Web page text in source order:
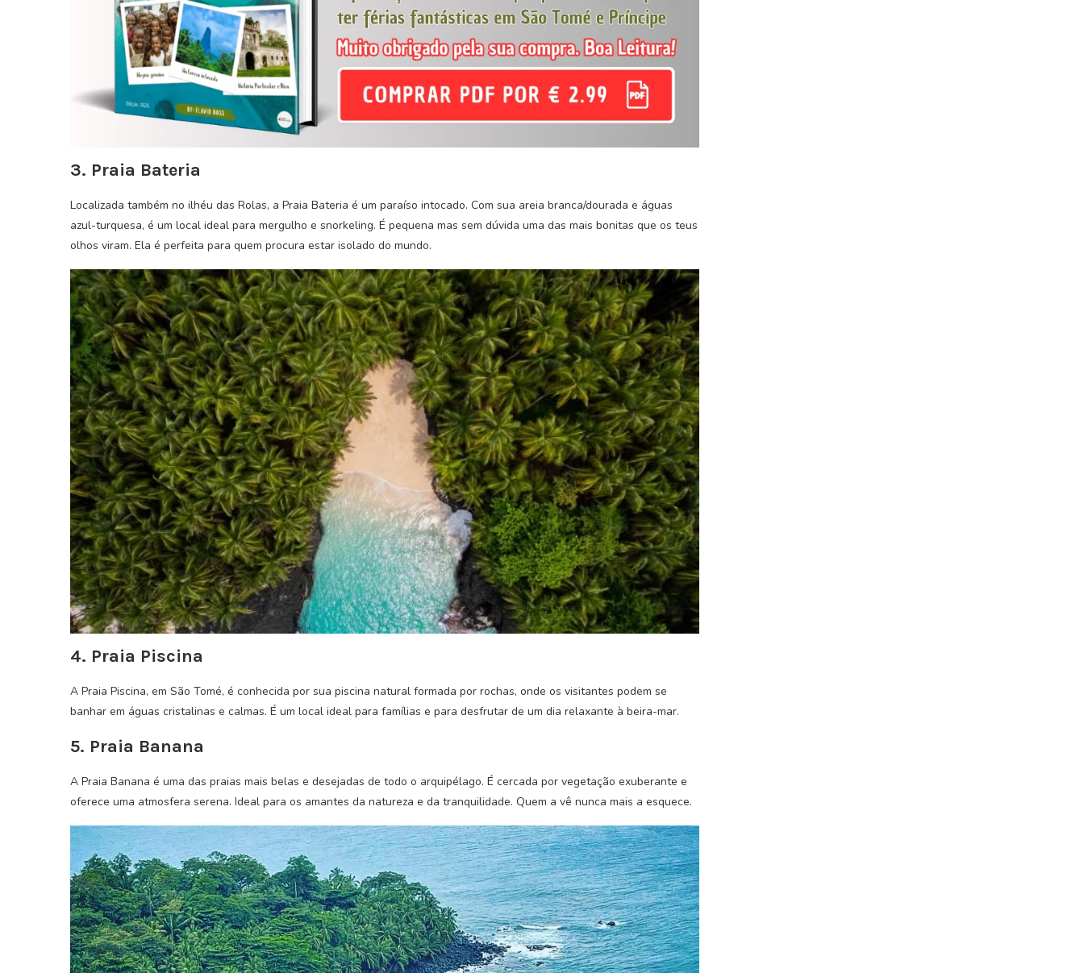
3. Praia Bateria
Localizada também no ilhéu das Rolas, a Praia Bateria é um paraíso intocado. Com sua areia branca/dourada e águas
azul-turquesa, é um local ideal para mergulho e snorkeling. É pequena mas sem dúvida uma das mais bonitas que os teus
olhos viram. Ela é perfeita para quem procura estar isolado do mundo.
4. Praia Piscina
A Praia Piscina, em São Tomé, é conhecida por sua piscina natural formada por rochas, onde os visitantes podem se
banhar em águas cristalinas e calmas. É um local ideal para famílias e para desfrutar de um dia relaxante à beira-mar.
5. Praia Banana
A Praia Banana é uma das praias mais belas e desejadas de todo o arquipélago. É cercada por vegetação exuberante e
oferece uma atmosfera serena. Ideal para os amantes da natureza e da tranquilidade. Quem a vê nunca mais a esquece.